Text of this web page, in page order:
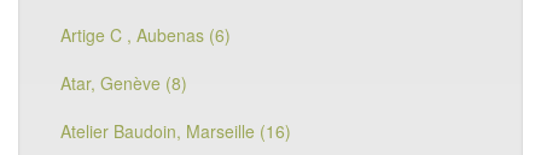
Artige C , Aubenas (6)
Atar, Genève (8)
Atelier Baudoin, Marseille (16)